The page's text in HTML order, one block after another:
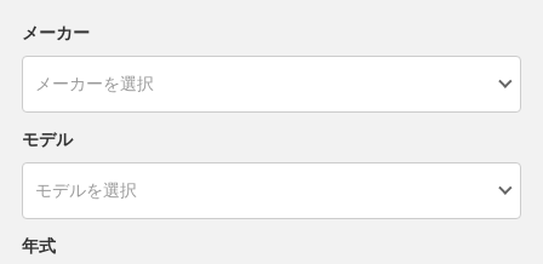
メーカー
モデル
年式